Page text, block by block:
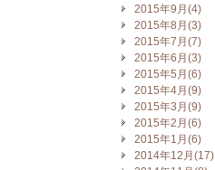
2015年9月(4)
2015年8月(3)
2015年7月(7)
2015年6月(3)
2015年5月(6)
2015年4月(9)
2015年3月(9)
2015年2月(6)
2015年1月(6)
2014年12月(17)